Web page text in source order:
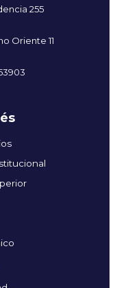
255
Oriente 11